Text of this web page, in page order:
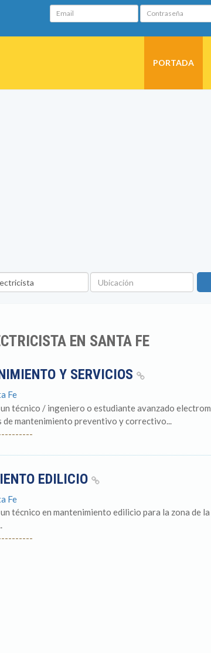
Email Contraseña
PORTADA
Ubicación
EN SANTA FE
Y SERVICIOS
Fe
técnico / ingeniero o estudiante avanzado
mantenimiento preventivo y correctivo...
EDILICIO
Fe
técnico en mantenimiento edilicio para la zona de